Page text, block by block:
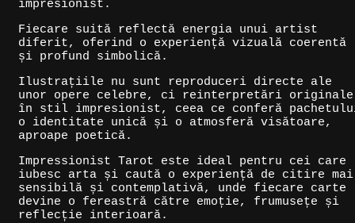
impresionist.
Fiecare suită reflectă energia unui artist
diferit, oferind o experiență vizuală coerentă
și profund simbolică.
Ilustrațiile nu sunt reproduceri directe ale
unor opere celebre, ci reinterpretări originale
în stil impresionist, ceea ce conferă
o identitate unică și o atmosferă visătoare,
aproape poetică.
Impressionist Tarot este ideal pentru cei care
iubesc arta și caută o experiență de citire mai
sensibilă și contemplativă, unde fiecare carte
devine o fereastră către emoție, frumusețe și
reflecție interioară.